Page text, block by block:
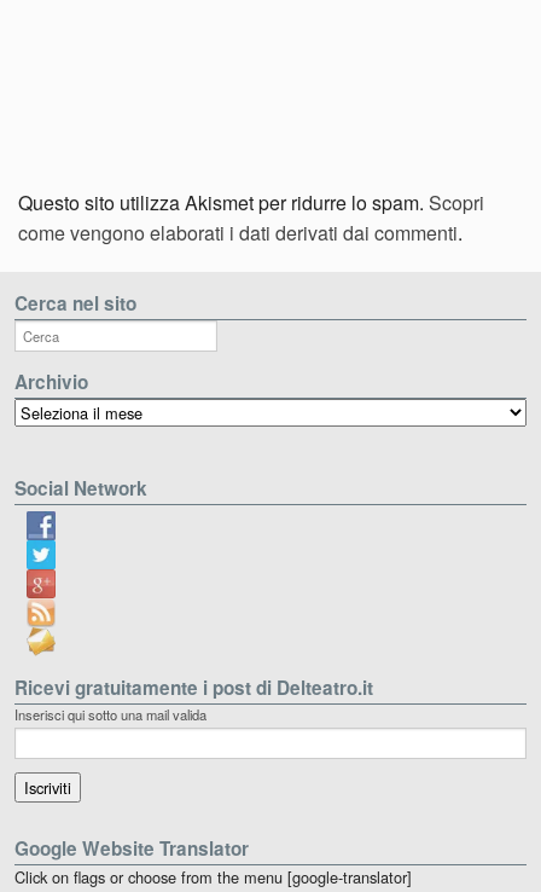
Questo sito utilizza Akismet per ridurre lo spam. Scopri
come vengono elaborati i dati derivati dai commenti.
Cerca nel sito
Archivio
Archivio
Social Network
Ricevi gratuitamente i post di Delteatro.it
Inserisci qui sotto una mail valida
Google Website Translator
Click on flags or choose from the menu [google-translator]